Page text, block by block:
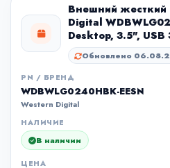
Внешний жесткий
Digital
Desktop, 3.5",
Обновлено
PN / БРЕНД
WDBWLG0240HBK-EESN
Western Digital
НАЛИЧИЕ
В наличии
ЦЕНА